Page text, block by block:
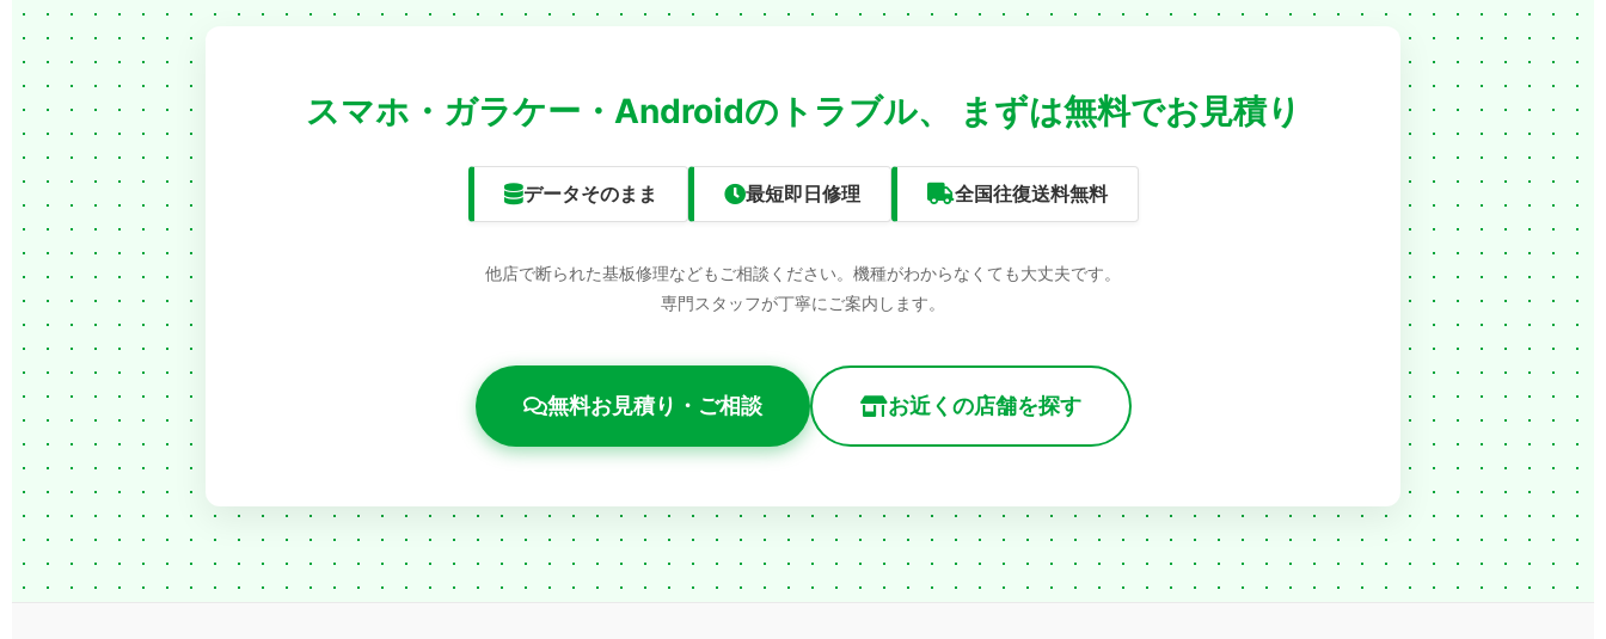
スマホ・ガラケー・Androidのトラブル、 まずは無料でお見積り
データそのまま 最短即日修理 全国往復送料無料
他店で断られた基板修理などもご相談ください。機種がわからなくても大丈夫です。
専門スタッフが丁寧にご案内します。
無料お見積り・ご相談 お近くの店舗を探す